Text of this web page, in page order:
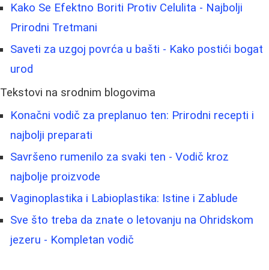
Kako Se Efektno Boriti Protiv Celulita - Najbolji
Prirodni Tretmani
Saveti za uzgoj povrća u bašti - Kako postići bogat
urod
Tekstovi na srodnim blogovima
Konačni vodič za preplanuo ten: Prirodni recepti i
najbolji preparati
Savršeno rumenilo za svaki ten - Vodič kroz
najbolje proizvode
Vaginoplastika i Labioplastika: Istine i Zablude
Sve što treba da znate o letovanju na Ohridskom
jezeru - Kompletan vodič